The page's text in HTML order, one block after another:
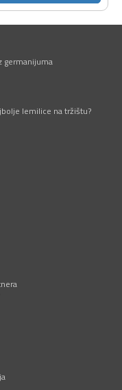
germanijuma
lemilice na tržištu?